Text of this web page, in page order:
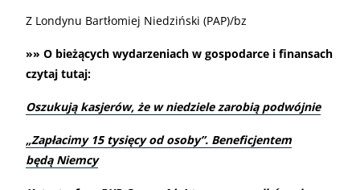
Z Londynu Bartłomiej Niedziński (PAP)/bz
»» O bieżących wydarzeniach w gospodarce i finansach
czytaj tutaj:
Oszukują kasjerów, że w niedziele zarobią podwójnie
„Zapłacimy 15 tysięcy od osoby”. Beneficjentem
będą Niemcy